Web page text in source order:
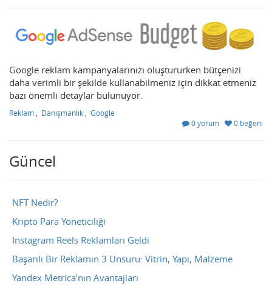
Google reklam kampanyalarınızı oluştururken bütçenizi
daha verimli bir şekilde kullanabilmeniz için dikkat etmeniz
bazı önemli detaylar bulunuyor.
Reklam Danışmanlık
Google
0 yorum
0 beğeni
Güncel
NFT Nedir?
Kripto Para Yöneticiliği
Instagram Reels Reklamları Geldi
Başarılı Bir Reklamın 3 Unsuru: Vitrin, Yapı, Malzeme
Yandex Metrica’nın Avantajları